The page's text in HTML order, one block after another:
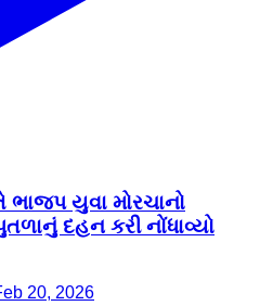
યુવા મોરચાનો
દહન કરી નોંધાવ્યો
20, 2026